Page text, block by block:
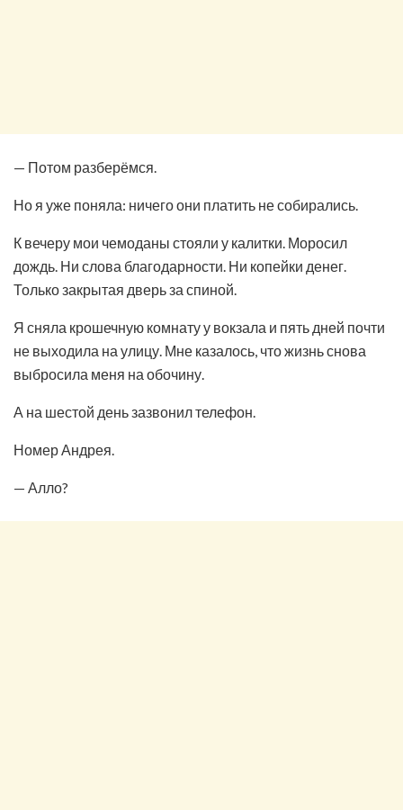
— Потом разберёмся.
Но я уже поняла: ничего они платить не собирались.
К вечеру мои чемоданы стояли у калитки. Моросил
дождь. Ни слова благодарности. Ни копейки денег.
Только закрытая дверь за спиной.
Я сняла крошечную комнату у вокзала и пять дней почти
не выходила на улицу. Мне казалось, что жизнь снова
выбросила меня на обочину.
А на шестой день зазвонил телефон.
Номер Андрея.
— Алло?